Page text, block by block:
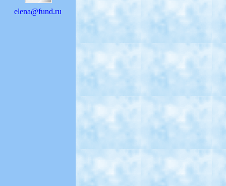
elena@fund.ru